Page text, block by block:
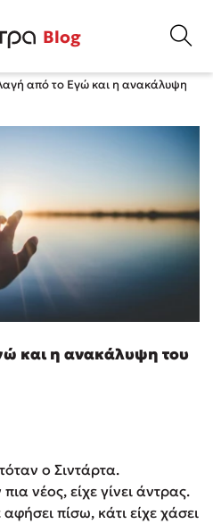
Blog
από το Εγώ και η ανακάλυψη του
και η ανακάλυψη του
ο Σιντάρτα.
νέος, είχε γίνει άντρας.
πίσω, κάτι είχε χάσει